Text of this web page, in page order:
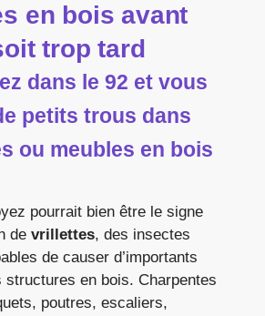
en bois avant
trop tard
dans le 92 et vous
petits trous dans
ou meubles en bois
pourrait bien être le signe
de vrillettes, des insectes
de causer d’importants
structures en bois. Charpentes
poutres, escaliers,